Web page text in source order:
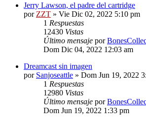
Jerry Lawson, el padre del cartridge
por ZZT » Vie Dic 02, 2022 5:10 pm
1 Respuestas
12430 Vistas
Último mensaje por
Dom Dic 04, 2022 12:03 am
Dreamcast sin imagen
por Sanjoseattle » Dom Jun 19, 2022
1 Respuestas
12980 Vistas
Último mensaje por
Dom Jun 19, 2022 1:33 pm